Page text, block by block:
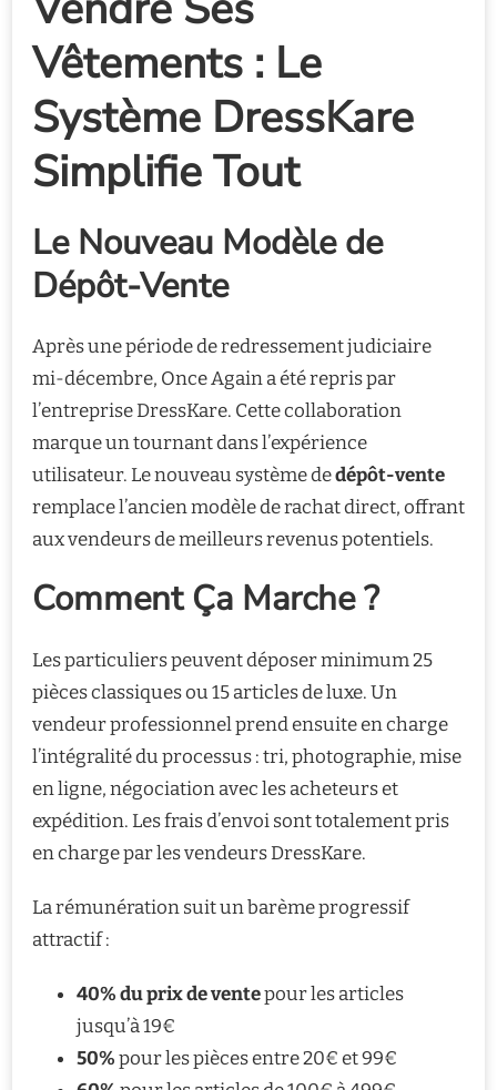
Vêtements : Le
Système DressKare
Simplifie Tout
Le Nouveau Modèle de
Dépôt-Vente
Après une période de redressement judiciaire
mi-décembre, Once Again a été repris par
l’entreprise DressKare. Cette collaboration
marque un tournant dans l’expérience
utilisateur. Le nouveau système dedépôt-vente
remplace l’ancien modèle de rachat direct, offrant
aux vendeurs de meilleurs revenus potentiels.
Comment Ça Marche ?
Les particuliers peuvent déposer minimum 25
pièces classiques ou 15 articles de luxe. Un
vendeur professionnel prend ensuite en charge
l’intégralité du processus : tri, photographie, mise
en ligne, négociation avec les acheteurs et
expédition. Les frais d’envoi sont totalement pris
en charge par les vendeurs DressKare.
La rémunération suit un barème progressif
attractif :
40% du prix de ventepour les articles
jusqu’à 19€
50%pour les pièces entre 20€ et 99€